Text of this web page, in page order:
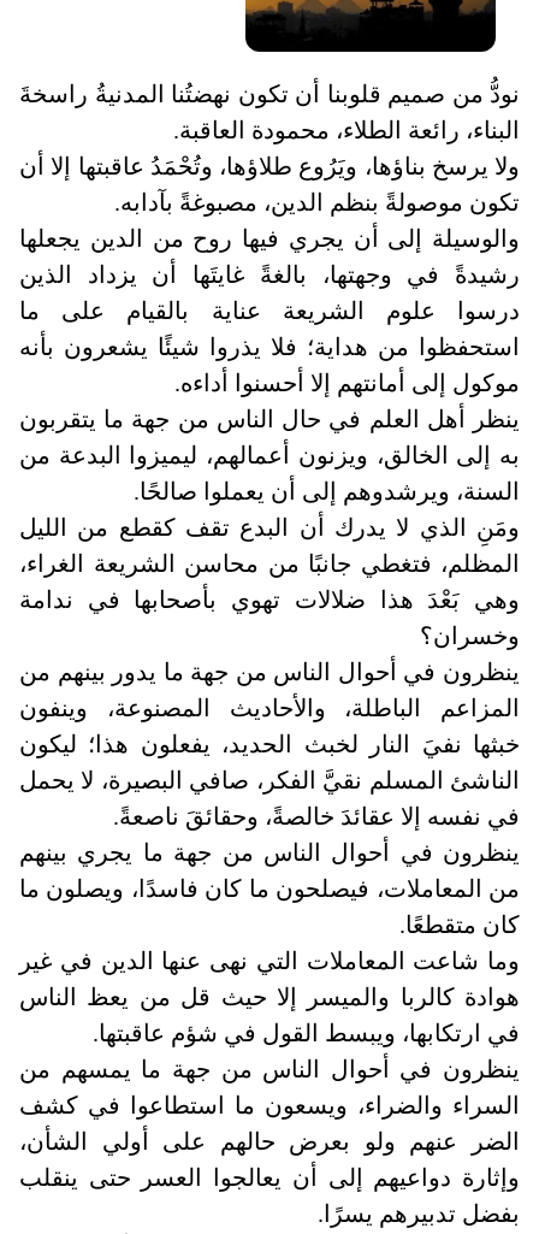
نودُّ من صميم قلوبنا أن تكون نهضتُنا المدنيةُ راسخةَ
البناء، رائعة الطلاء، محمودة العاقبة.
ولا يرسخ بناؤها، ويَرُوع طلاؤها، وتُحْمَدُ عاقبتها إلا أن
تكون موصولةً بنظم الدين، مصبوغةً بآدابه.
والوسيلة إلى أن يجري فيها روح من الدين يجعلها
رشيدةً في وجهتها، بالغةً غايتَها أن يزداد الذين
درسوا علوم الشريعة عناية بالقيام على ما
استحفظوا من هداية؛ فلا يذروا شيئًا يشعرون بأنه
موكول إلى أمانتهم إلا أحسنوا أداءه.
ينظر أهل العلم في حال الناس من جهة ما يتقربون
به إلى الخالق، ويزنون أعمالهم، ليميزوا البدعة من
السنة، ويرشدوهم إلى أن يعملوا صالحًا.
ومَنِ الذي لا يدرك أن البدع تقف كقطع من الليل
المظلم، فتغطي جانبًا من محاسن الشريعة الغراء،
وهي بَعْدَ هذا ضلالات تهوي بأصحابها في ندامة
وخسران؟
ينظرون في أحوال الناس من جهة ما يدور بينهم من
المزاعم الباطلة، والأحاديث المصنوعة، وينفون
خبثها نفيَ النار لخبث الحديد، يفعلون هذا؛ ليكون
الناشئ المسلم نقيَّ الفكر، صافي البصيرة، لا يحمل
في نفسه إلا عقائدَ خالصةً، وحقائقَ ناصعةً.
ينظرون في أحوال الناس من جهة ما يجري بينهم
من المعاملات، فيصلحون ما كان فاسدًا، ويصلون ما
كان متقطعًا.
وما شاعت المعاملات التي نهى عنها الدين في غير
هوادة كالربا والميسر إلا حيث قل من يعظ الناس
في ارتكابها، ويبسط القول في شؤم عاقبتها.
ينظرون في أحوال الناس من جهة ما يمسهم من
السراء والضراء، ويسعون ما استطاعوا في كشف
الضر عنهم ولو بعرض حالهم على أولي الشأن،
وإثارة دواعيهم إلى أن يعالجوا العسر حتى ينقلب
بفضل تدبيرهم يسرًا .